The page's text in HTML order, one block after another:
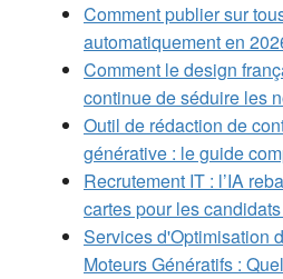
Comment publier sur
automatiquement en
Comment le design
continue de séduire les
Outil de rédaction de
générative : le guide
Recrutement IT : l’IA
cartes pour les
Services d'Optimisation
Moteurs Génératifs :